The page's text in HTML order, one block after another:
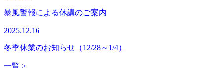
暴風警報による休講のご案内
2025.12.16
冬季休業のお知らせ（12/28～1/4）
一覧 >